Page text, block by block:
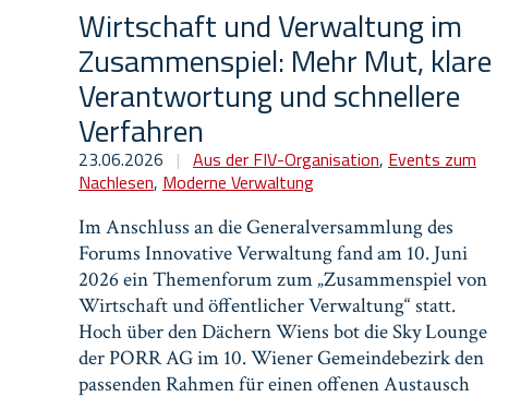
Wirtschaft und Verwaltung im
Zusammenspiel: Mehr Mut, klare
Verantwortung und schnellere
Verfahren
23.06.2026 | Aus der FIV-Organisation, Events zum
Nachlesen, Moderne Verwaltung
Im Anschluss an die Generalversammlung des
Forums Innovative Verwaltung fand am 10. Juni
2026 ein Themenforum zum „Zusammenspiel von
Wirtschaft und öffentlicher Verwaltung“ statt.
Hoch über den Dächern Wiens bot die Sky Lounge
der PORR AG im 10. Wiener Gemeindebezirk den
passenden Rahmen für einen offenen Austausch